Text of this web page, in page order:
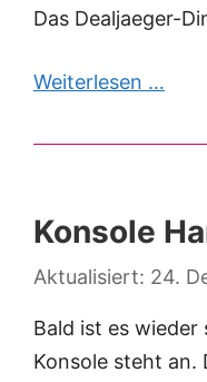
Das Dealjaeger-
Weiterlesen …
Konsole
24.
Bald ist es wieder
Konsole steht an.